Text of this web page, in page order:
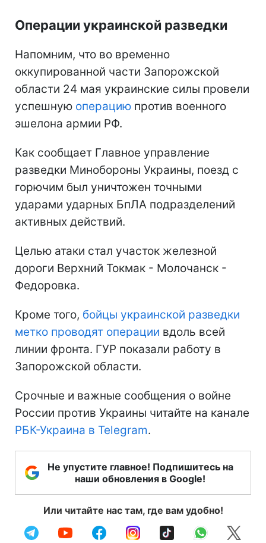
Операции украинской разведки
Напомним, что во временно
оккупированной части Запорожской
области 24 мая украинские силы провели
успешную операцию против военного
эшелона армии РФ.
Как сообщает Главное управление
разведки Минобороны Украины, поезд с
горючим был уничтожен точными
ударами ударных БпЛА подразделений
активных действий.
Целью атаки стал участок железной
дороги Верхний Токмак - Молочанск -
Федоровка.
Кроме того, бойцы украинской разведки
метко проводят операции вдоль всей
линии фронта. ГУР показали работу в
Запорожской области.
Срочные и важные сообщения о войне
России против Украины читайте на канале
РБК-Украина в Telegram.
Не упустите главное! Подпишитесь на
наши обновления в Google!
Или читайте нас там, где вам удобно!